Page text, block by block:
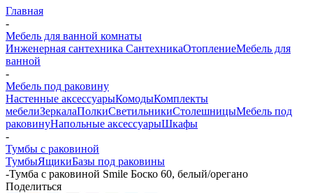
Главная
-
Мебель для ванной комнаты
Инженерная сантехника СантехникаОтоплениеМебель для
ванной
-
Мебель под раковину
Настенные аксессуарыКомодыКомплекты
мебелиЗеркалаПолкиСветильникиСтолешницыМебель под
раковинуНапольные аксессуарыШкафы
-
Тумбы с раковиной
ТумбыЯщикиБазы под раковины
-Тумба с раковиной Smile Боско 60, белый/орегано
Поделиться